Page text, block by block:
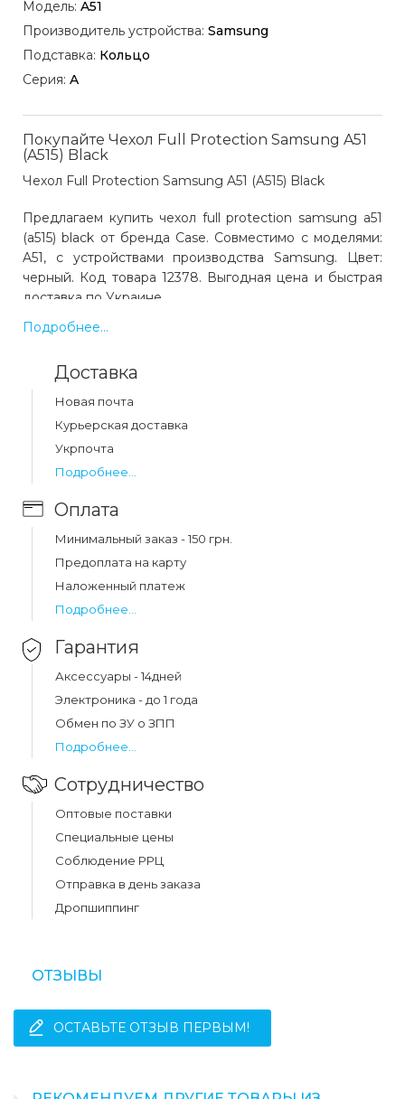
Модель: A51
Производитель устройства: Samsung
Подставка: Кольцо
Серия: A
Покупайте Чехол Full Protection Samsung A51
(A515) Black
Чехол Full Protection Samsung A51 (A515) Black
Предлагаем купить чехол full protection samsung a51
(a515) black от бренда Case. Совместимо с моделями:
A51, с устройствами производства Samsung. Цвет:
черный. Код товара 12378. Выгодная цена и быстрая
доставка по Украине.
(a515) black?
Цена на чехол full protection samsung a51 (a515) black
составляет 220 грн.
Подробнее...
Доставка
Новая почта
Курьерская доставка
Укрпочта
Подробнее...
Оплата
Минимальный заказ - 150 грн.
Предоплата на карту
Наложенный платеж
Подробнее...
Гарантия
Аксессуары - 14дней
Электроника - до 1 года
Обмен по ЗУ о ЗПП
Подробнее...
Сотрудничество
Оптовые поставки
Специальные цены
Соблюдение РРЦ
Отправка в день заказа
Дропшиппинг
ОТЗЫВЫ
ОСТАВЬТЕ ОТЗЫВ ПЕРВЫМ!